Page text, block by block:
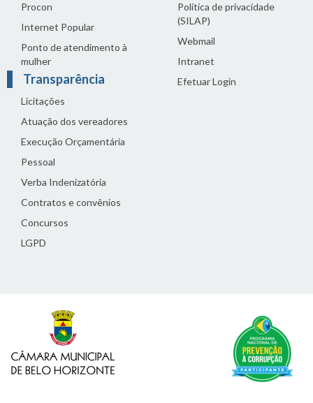
Procon
Internet Popular
Ponto de atendimento à
mulher
Transparência
Licitações
Atuação dos vereadores
Execução Orçamentária
Pessoal
Verba Indenizatória
Contratos e convênios
Concursos
LGPD
Política de privacidade
(SILAP)
Webmail
Intranet
Efetuar Login